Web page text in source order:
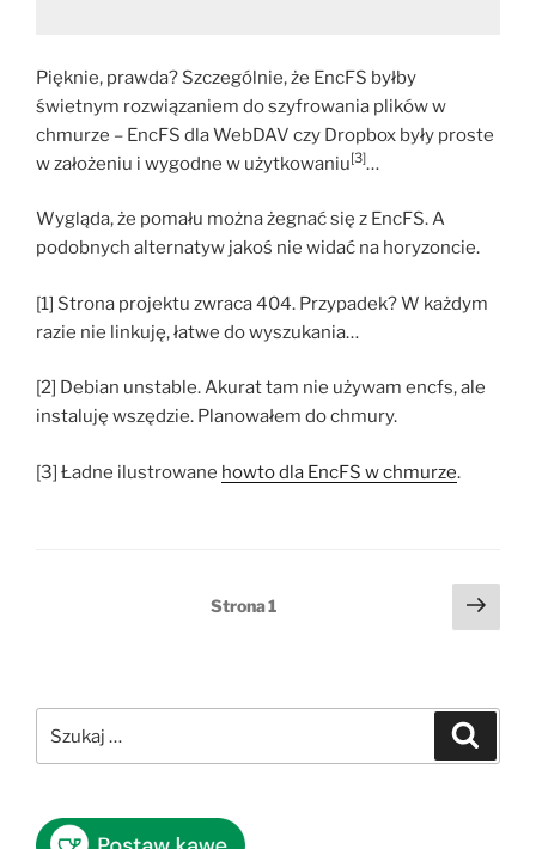
Pięknie, prawda? Szczególnie, że EncFS byłby
świetnym rozwiązaniem do szyfrowania plików w
chmurze – EncFS dla WebDAV czy Dropbox były proste
w założeniu i wygodne w użytkowaniu[3]…
Wygląda, że pomału można żegnać się z EncFS. A
podobnych alternatyw jakoś nie widać na horyzoncie.
[1] Strona projektu zwraca 404. Przypadek? W każdym
razie nie linkuję, łatwe do wyszukania…
[2] Debian unstable. Akurat tam nie używam encfs, ale
instaluję wszędzie. Planowałem do chmury.
[3] Ładne ilustrowane howto dla EncFS w chmurze.
Strona1